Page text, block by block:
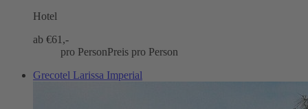
Hotel
ab €61,-
pro PersonPreis pro Person
Grecotel Larissa Imperial